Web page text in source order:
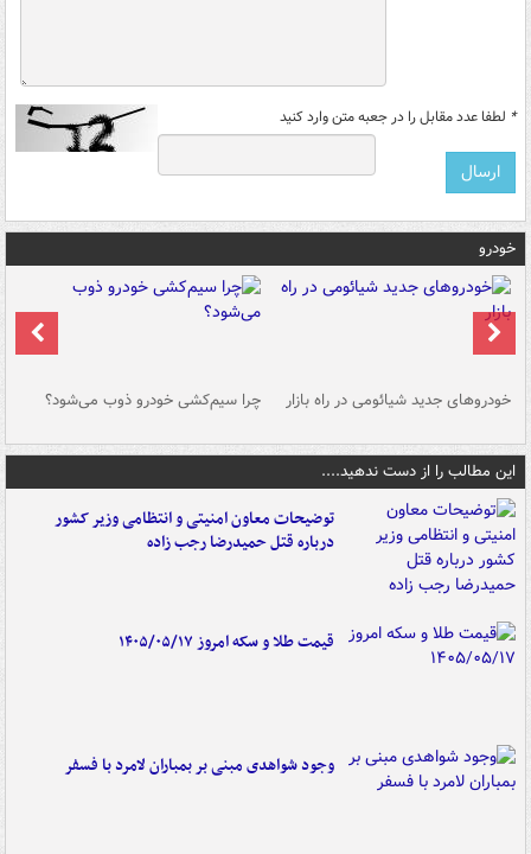
* لطفا عدد مقابل را در جعبه متن وارد کنید
خودرو
خودروهای جدید شیائومی در راه بازار چرا سیم‌کشی خودرو ذوب می‌شود؟
این مطالب را از دست ندهید....
توضیحات معاون امنیتی و انتظامی وزیر کشور
درباره قتل حمیدرضا رجب زاده
قیمت طلا و سکه امروز ۱۴۰۵/۰۵/۱۷
وجود شواهدی مبنی بر بمباران لامرد با فسفر